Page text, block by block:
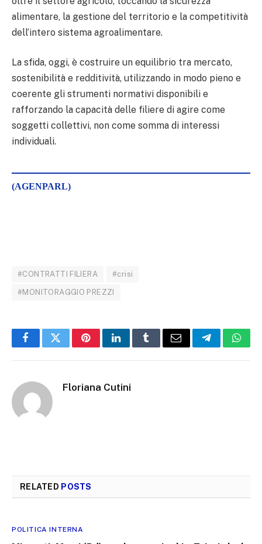
alimentare, la gestione del territorio e la competitività
dell’intero sistema agroalimentare.
La sfida, oggi, è costruire un equilibrio tra mercato,
sostenibilità e redditività, utilizzando in modo pieno e
coerente gli strumenti normativi disponibili e
rafforzando la capacità delle filiere di agire come
soggetti collettivi, non come somma di interessi
individuali.
(AGENPARL)
#CONTRATTI FILIERA #crisi
#MONITORAGGIO PREZZI
FacebookTwitterPinterestLinkedInTumblrEmail Telegram
Floriana Cutini
RELATED POSTS
POLITICA INTERNA